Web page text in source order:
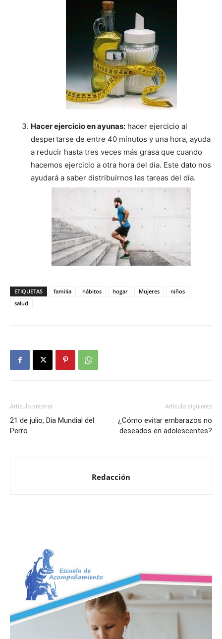
Hacer ejercicio en ayunas: hacer ejercicio al
despertarse de entre 40 minutos y una hora, ayuda
a reducir hasta tres veces más grasa que cuando
hacemos ejercicio a otra hora del día. Este dato nos
ayudará a saber distribuirnos las tareas del día.
ETIQUETAS familia hábitos hogar Mujeres
niños
salud
Artículo anterior
21 de julio, Día Mundial del
Perro
Artículo siguiente
¿Cómo evitar embarazos no
deseados en adolescentes?
Redacción